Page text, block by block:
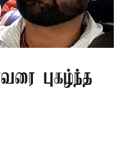
புகழ்ந்த